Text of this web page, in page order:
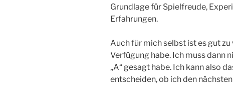
Grundlage für Spielfreude,
Erfahrungen.
Auch für mich selbst ist es gut zu
Verfügung habe. Ich muss dann
„A“ gesagt habe. Ich kann also
entscheiden, ob ich den